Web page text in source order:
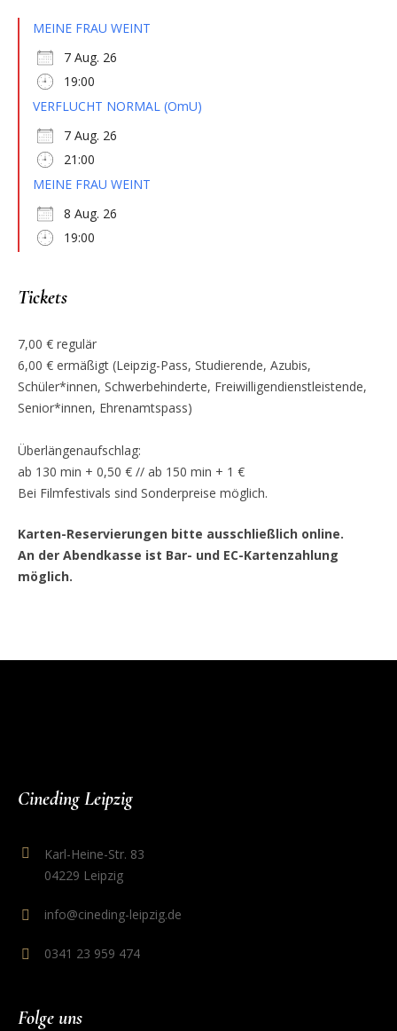
MEINE FRAU WEINT
7 Aug. 26
19:00
VERFLUCHT NORMAL (OmU)
7 Aug. 26
21:00
MEINE FRAU WEINT
8 Aug. 26
19:00
Tickets
7,00 € regulär
6,00 € ermäßigt (Leipzig-Pass, Studierende, Azubis,
Schüler*innen, Schwerbehinderte, Freiwilligendienstleistende,
Senior*innen, Ehrenamtspass)
Überlängenaufschlag:
ab 130 min + 0,50 € // ab 150 min + 1 €
Bei Filmfestivals sind Sonderpreise möglich.
Karten-Reservierungen bitte ausschließlich online.
An der Abendkasse ist Bar- und EC-Kartenzahlung
möglich.
Cineding Leipzig
Karl-Heine-Str. 83
04229 Leipzig
info@cineding-leipzig.de
0341 23 959 474
Folge uns